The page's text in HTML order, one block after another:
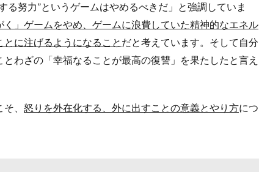
る努力”というゲームはやめるべきだ」と強調していま
」ゲームをやめ、ゲームに浪費していた精神的なエネル
に注げるようになること だと考えています。そして自分
わざの「幸福なることが最高の復讐」を果たしたと言え
、 怒りを外在化する、外に出すことの意義とやり方につ